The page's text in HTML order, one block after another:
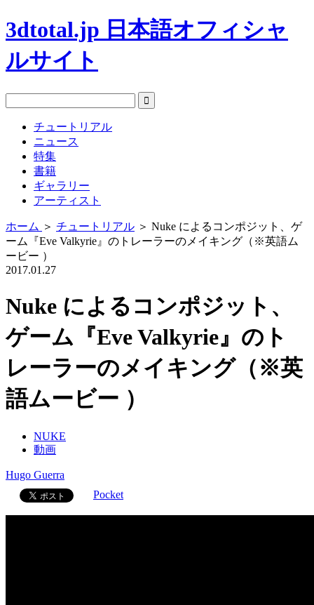
3dtotal.jp 日本語オフィシャ
ルサイト
チュートリアル
ニュース
特集
書籍
ギャラリー
アーティスト
ホーム ＞ チュートリアル ＞ Nuke によるコンポジット、ゲ
ーム『Eve Valkyrie』のトレーラーのメイキング（※英語ム
ービー ）
2017.01.27
Nuke によるコンポジット、
ゲーム『Eve Valkyrie』のト
レーラーのメイキング（※英
語ムービー ）
NUKE
動画
Hugo Guerra
Pocket